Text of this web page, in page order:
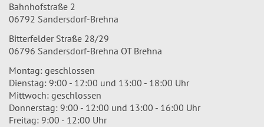
Bahnhofstraße 2
06792 Sandersdorf-Brehna
Bitterfelder Straße 28/29
06796 Sandersdorf-Brehna OT Brehna
Montag: geschlossen
Dienstag: 9:00 - 12:00 und 13:00 - 18:00 Uhr
Mittwoch: geschlossen
Donnerstag: 9:00 - 12:00 und 13:00 - 16:00 Uhr
Freitag: 9:00 - 12:00 Uhr